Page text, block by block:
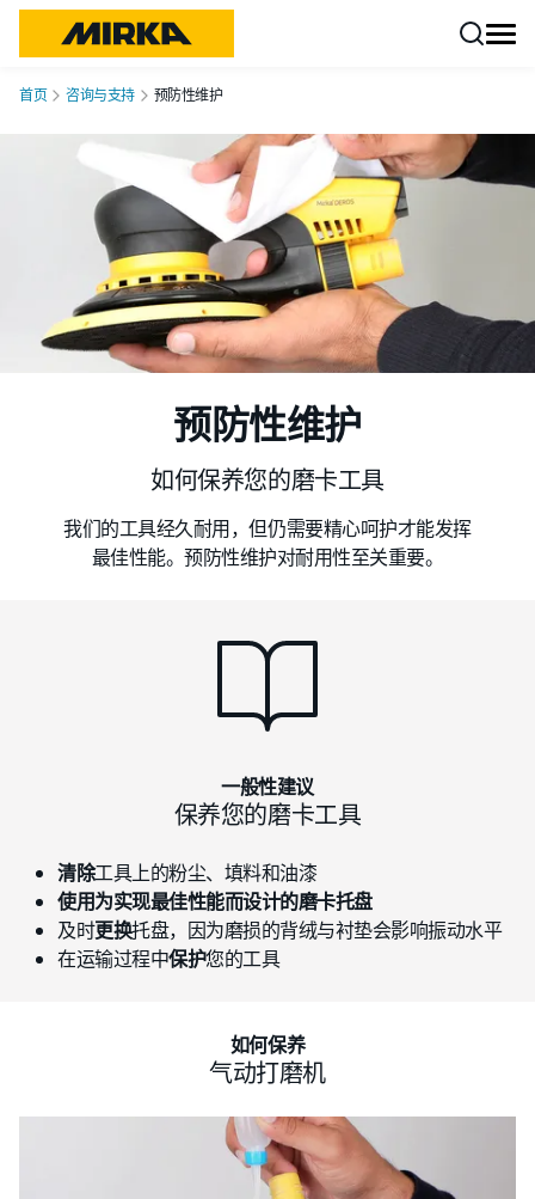
首页 咨询与支持 预防性维护
预防性维护
如何保养您的磨卡工具
我们的工具经久耐用，但仍需要精心呵护才能发挥
最佳性能。预防性维护对耐用性至关重要。
一般性建议
保养您的磨卡工具
清除工具上的粉尘、填料和油漆
使用为实现最佳性能而设计的磨卡托盘
及时更换托盘，因为磨损的背绒与衬垫会影响振动水平
在运输过程中保护您的工具
如何保养
气动打磨机